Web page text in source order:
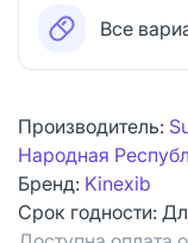
Все
Производитель:
Народная
Бренд: Kinexib
Срок годности: